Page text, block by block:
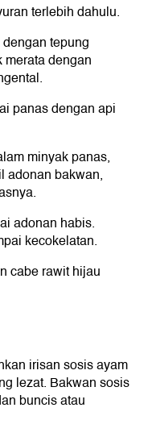
terlebih dahulu.
tepung
dengan
panas dengan api
minyak panas,
adonan bakwan,
adonan habis.
kecokelatan.
cabe rawit hijau
irisan sosis ayam
lezat. Bakwan sosis
buncis atau